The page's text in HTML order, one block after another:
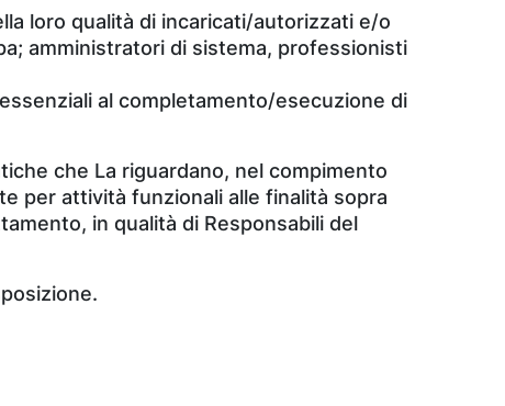
loro qualità di incaricati/autorizzati e/o
amministratori di sistema, professionisti
al completamento/esecuzione di
che La riguardano, nel compimento
per attività funzionali alle finalità sopra
in qualità di Responsabili del